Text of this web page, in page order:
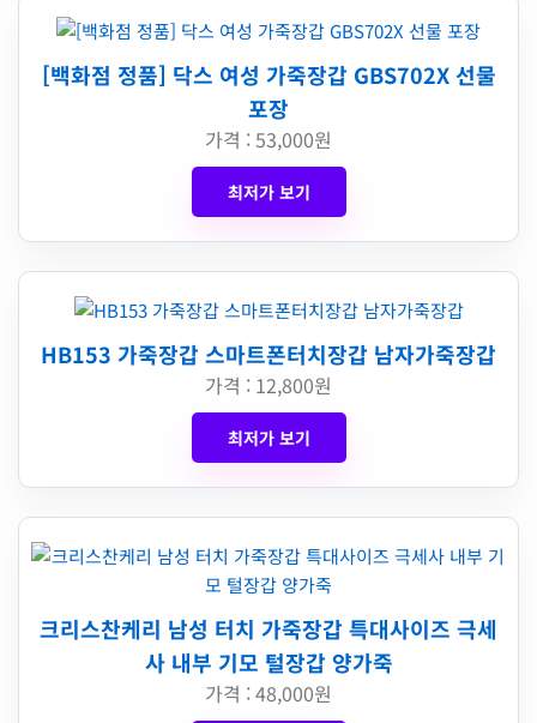
[백화점 정품] 닥스 여성 가죽장갑 GBS702X 선물
포장
가격 : 53,000원
최저가 보기
HB153 가죽장갑 스마트폰터치장갑 남자가죽장갑
가격 : 12,800원
최저가 보기
크리스찬케리 남성 터치 가죽장갑 특대사이즈 극세
사 내부 기모 털장갑 양가죽
가격 : 48,000원